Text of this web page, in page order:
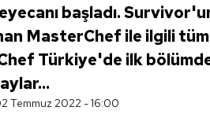
başladı.
MasterChef ile ilgili
Türkiye'de ilk
Temmuz 2022 - 16:00